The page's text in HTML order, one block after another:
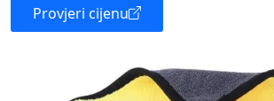
Provjeri cijenu